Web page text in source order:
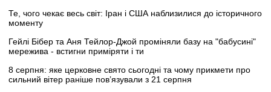
Те, чого чекає весь світ: Іран і США наблизилися до історичного
моменту
Гейлі Бібер та Аня Тейлор-Джой проміняли базу на "бабусині"
мережива - встигни приміряти і ти
8 серпня: яке церковне свято сьогодні та чому прикмети про
сильний вітер раніше пов’язували з 21 серпня